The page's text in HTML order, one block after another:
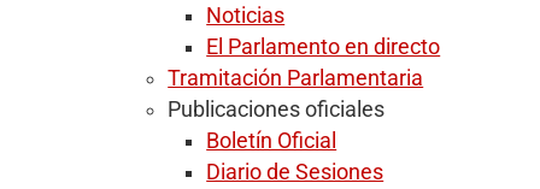
Noticias
El Parlamento en directo
Tramitación Parlamentaria
Publicaciones oficiales
Boletín Oficial
Diario de Sesiones